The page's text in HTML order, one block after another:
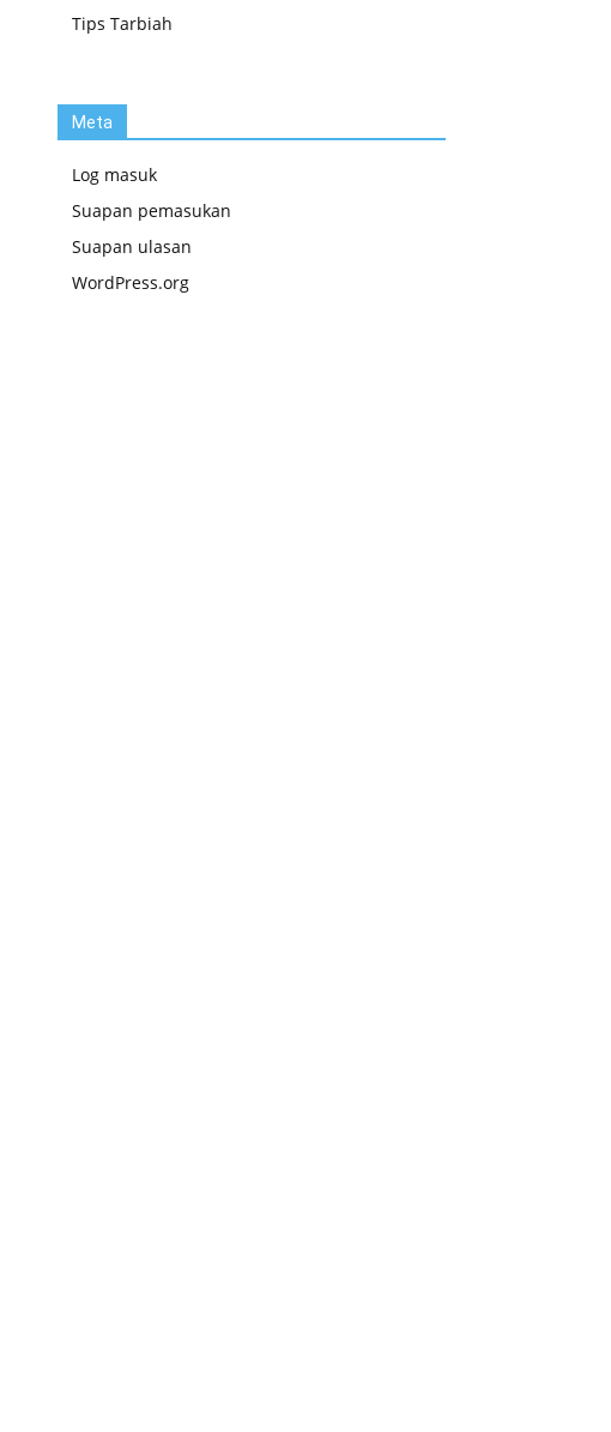
Tips Tarbiah
Meta
Log masuk
Suapan pemasukan
Suapan ulasan
WordPress.org